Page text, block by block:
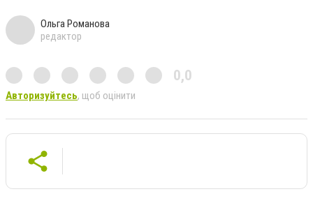
Ольга Романова
редактор
0,0
Авторизуйтесь, щоб оцінити